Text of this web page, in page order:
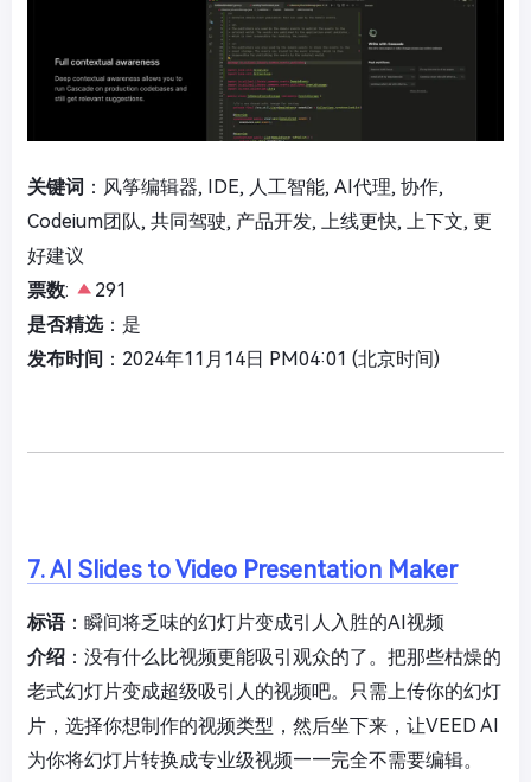
关键词 ：风筝编辑器, IDE, 人工智能, AI代理, 协作,
Codeium团队, 共同驾驶, 产品开发, 上线更快, 上下文, 更
好建议
票数:
291
是否精选：是
发布时间 ：2024年11月14日 PM04:01 (北京时间)
7. AI Slides to Video Presentation Maker
标语：瞬间将乏味的幻灯片变成引人入胜的AI视频
介绍 ：没有什么比视频更能吸引观众的了。把那些枯燥的
老式幻灯片变成超级吸引人的视频吧。只需上传你的幻灯
片，选择你想制作的视频类型，然后坐下来，让VEED AI
为你将幻灯片转换成专业级视频——完全不需要编辑。